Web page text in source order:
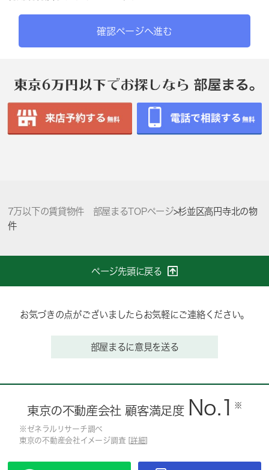
確認ページへ進む
7万以下の賃貸物件 部屋まるTOPページ>杉並区高円寺北の物
件
ページ先頭に戻る
お気づきの点がございましたらお気軽にご連絡ください。
部屋まるに意見を送る
東京の不動産会社 顧客満足度 No.1 ※
※ゼネラルリサーチ調べ
東京の不動産会社イメージ調査 [ 詳細